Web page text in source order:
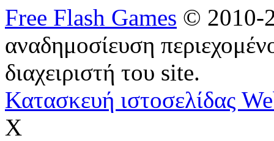
Free Flash Games © 2010-
αναδημοσίευση
διαχειριστή του site.
Κατασκευή ιστοσελίδας
X